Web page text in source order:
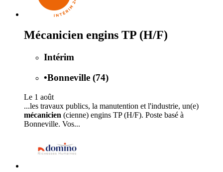
Mécanicien engins TP (H/F)
Intérim
•Bonneville (74)
Le 1 août
...les travaux publics, la manutention et l'industrie, un(e)
mécanicien (cienne) engins TP (H/F). Poste basé à
Bonneville. Vos...